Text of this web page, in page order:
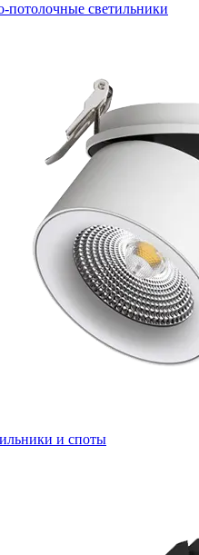
потолочные светильники
и споты